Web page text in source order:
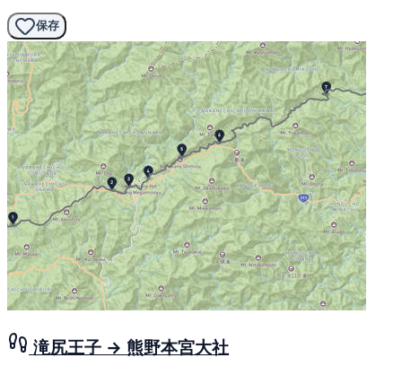
保存
滝尻王子 → 熊野本宮大社